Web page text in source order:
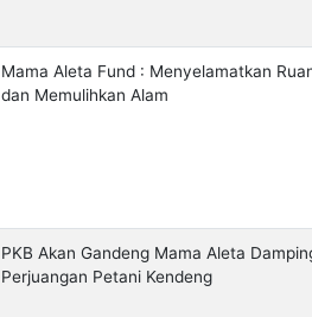
Mama Aleta Fund : Menyelamatkan
dan Memulihkan Alam
PKB Akan Gandeng Mama Aleta
Perjuangan Petani Kendeng